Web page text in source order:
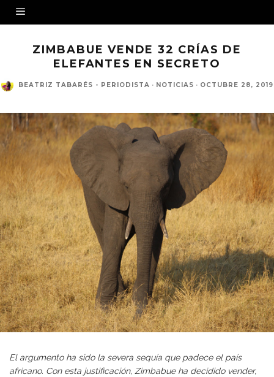
ZIMBABUE VENDE 32 CRÍAS DE
ELEFANTES EN SECRETO
BEATRIZ TABARÉS - PERIODISTA · NOTICIAS · OCTUBRE 28, 2019
El argumento ha sido la severa sequía que padece el país
africano. Con esta justificación, Zimbabue ha decidido vender,